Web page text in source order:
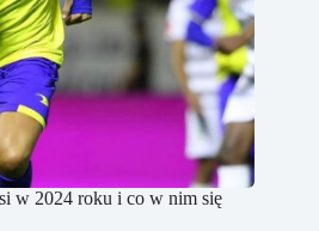
w 2024 roku i co w nim się